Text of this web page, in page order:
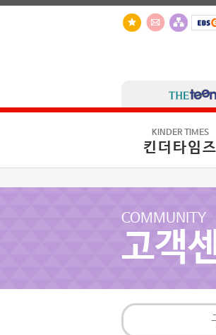
KINDER TIMES
킨더타임즈
COMMUNITY
고객